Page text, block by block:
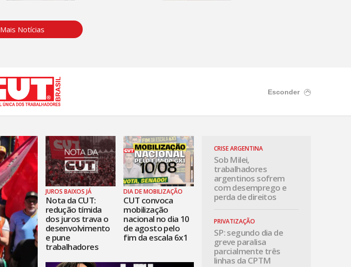
Mais Notícias
Esconder
JUROS BAIXOS JÁ
Nota da CUT:
redução tímida
dos juros trava o
desenvolvimento
e pune
trabalhadores
DIA DE MOBILIZAÇÃO
CUT convoca
mobilização
nacional no dia 10
de agosto pelo
fim da escala 6x1
CRISE ARGENTINA
Sob Milei,
trabalhadores
argentinos sofrem
com desemprego e
perda de direitos
PRIVATIZAÇÃO
SP: segundo dia de
greve paralisa
parcialmente três
linhas da CPTM